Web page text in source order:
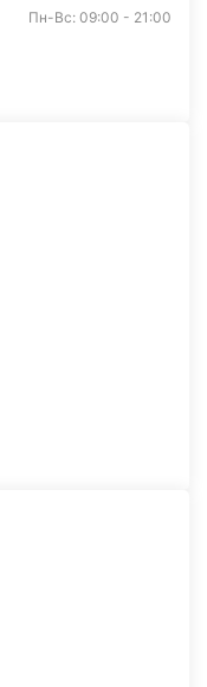
Пн-Вс: 09:00 - 21:00